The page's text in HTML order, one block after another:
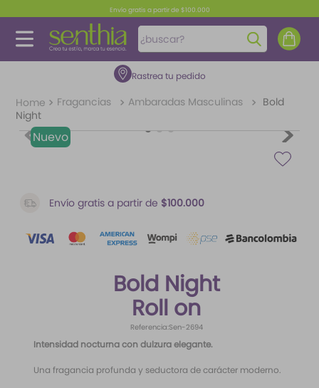
Envío gratis a partir de $100.000
¿buscar?
Rastrea tu pedido
Fragancias Ambaradas Masculinas
Bold
Night
Nuevo
Envío gratis a partir de $100.000
Bold Night
Roll on
Referencia:Sen-2694
Intensidad nocturna con dulzura elegante.
Una fragancia profunda y seductora de carácter moderno.
TÉRMINOS MÁS BUSCADOS
1.
perfume
2.
carolina herrera
3.
splash
5.
iconic